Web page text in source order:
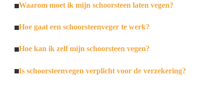
Waarom moet ik mijn schoorsteen laten vegen?
Hoe gaat een schoorsteenveger te werk?
Hoe kan ik zelf mijn schoorsteen vegen?
Is schoorsteenvegen verplicht voor de verzekering?